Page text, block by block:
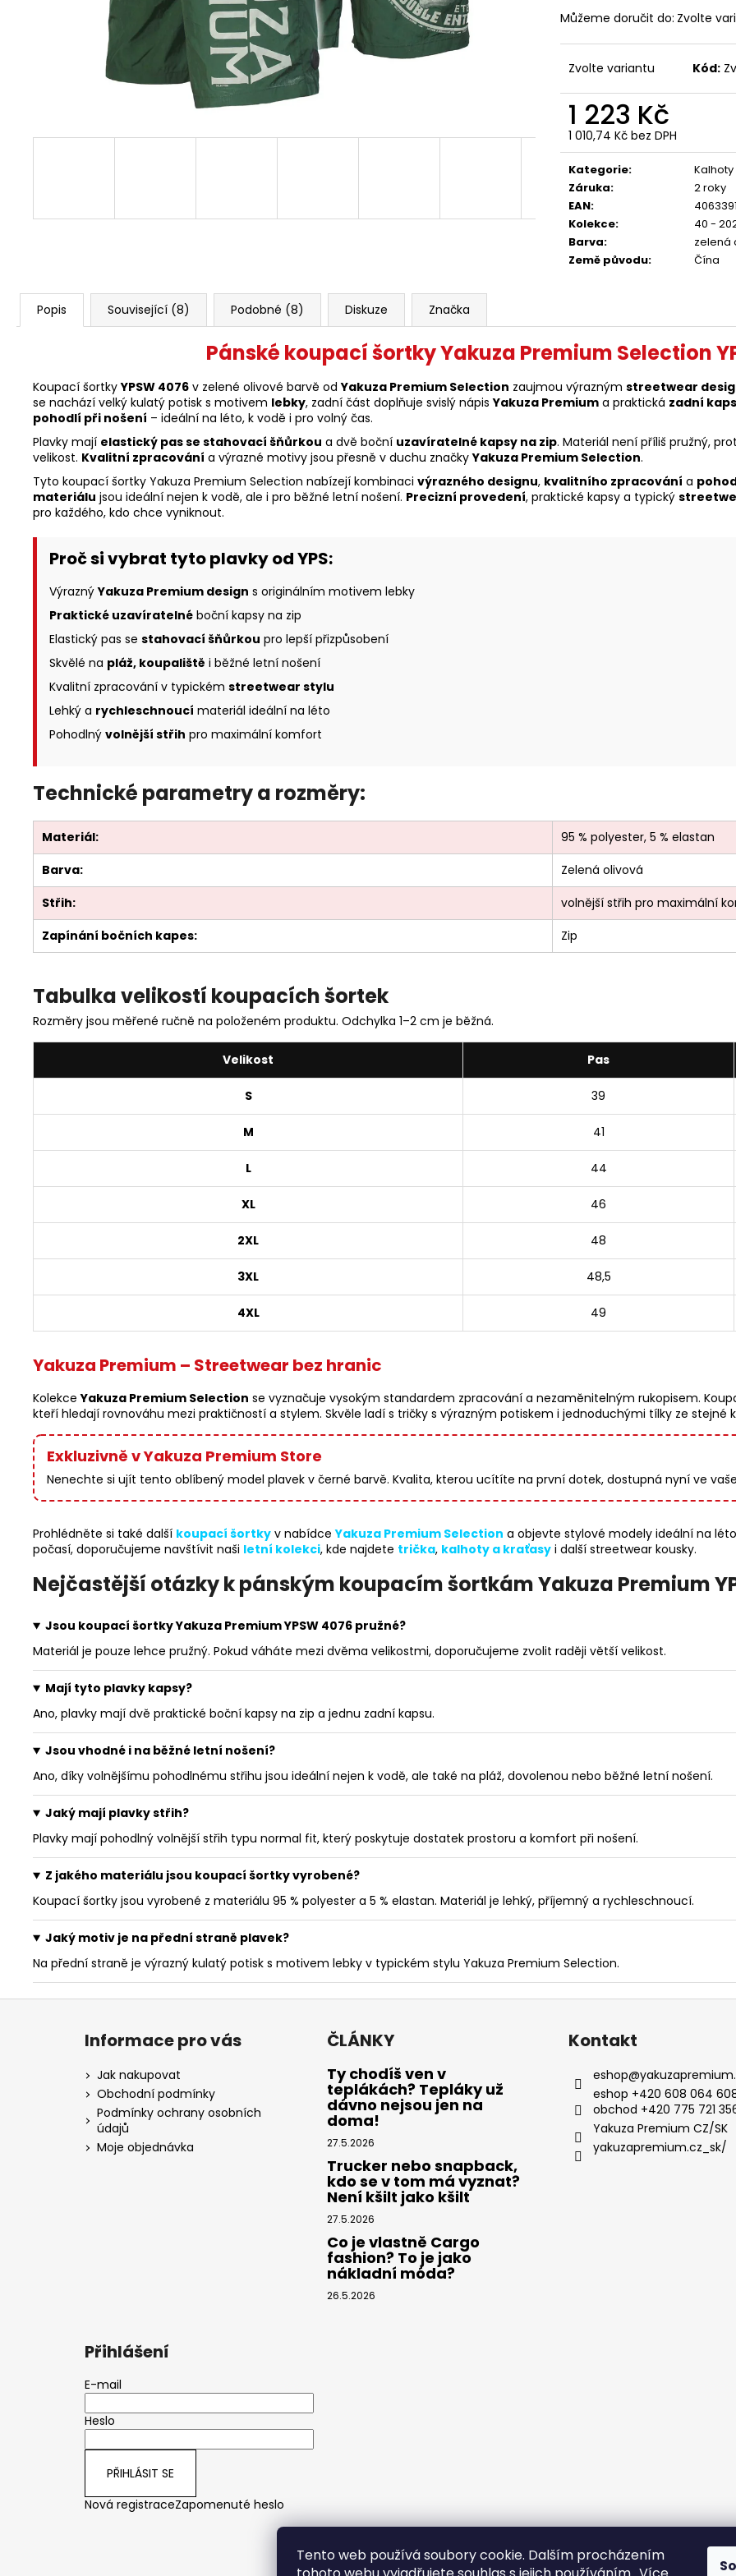
Tento web používá soubory cookie. Dalším procházením
Můžeme doručit do: Zvolte
Zvolte variantu Kód:
1 223 Kč
1 010,74 Kč bez DPH
Měrná
cena:
Kategorie:
Záruka:
2 roky
EAN:
Kolekce:
40 -
Barva:
zelená
Země původu: Čína
Popis Související (8) Podobné (8) Diskuze Značka
Pánské koupací šortky Yakuza Premium Selection
Koupací šortkyYPSW 4076 v zelené olivové barvě odYakuza Premium Selection zaujmou výrazným streetwear
se nachází velký kulatý potisk s motivem lebky, zadní část doplňuje svislý nápisYakuza Premium a praktická zadní
pohodlí při nošení – ideální na léto, k vodě i pro volný čas.
Plavky mají elastický pas se stahovací šňůrkou a dvě boční uzavíratelné kapsy na zip. Materiál není příliš pružný,
velikost. Kvalitní zpracování a výrazné motivy jsou přesně v duchu značkyYakuza Premium Selection.
Tyto koupací šortky Yakuza Premium Selection nabízejí kombinaci výrazného designu, kvalitního zpracování a
materiálu jsou ideální nejen k vodě, ale i pro běžné letní nošení. Precizní provedení, praktické kapsy a typický
pro každého, kdo chce vyniknout.
Proč si vybrat tyto plavky od YPS:
VýraznýYakuza Premium design s originálním motivem lebky
Praktické uzavíratelné boční kapsy na zip
Elastický pas se stahovací šňůrkou pro lepší přizpůsobení
Skvělé na pláž, koupaliště i běžné letní nošení
Kvalitní zpracování v typickém streetwear stylu
Lehký a rychleschnoucí materiál ideální na léto
Pohodlný volnější střih pro maximální komfort
Technické parametry a rozměry:
Materiál:
95 % polyester, 5 % elastan
Barva:
Zelená olivová
Střih:
volnější střih pro maximální
Zapínání bočních kapes:
Zip
Tabulka velikostí koupacích šortek
Rozměry jsou měřené ručně na položeném produktu. Odchylka 1–2 cm je běžná.
Velikost Pas
S 39
M 41
L 44
XL 46
2XL 48
3XL 48,5
4XL 49
Yakuza Premium – Streetwear bez hranic
KolekceYakuza Premium Selection se vyznačuje vysokým standardem zpracování a nezaměnitelným rukopisem.
kteří hledají rovnováhu mezi praktičností a stylem. Skvěle ladí s tričky s výrazným potiskem i jednoduchými tílky ze stejné
Exkluzivně v Yakuza Premium Store
Nenechte si ujít tento oblíbený model plavek v černé barvě. Kvalita, kterou ucítíte na první dotek, dostupná nyní ve
Prohlédněte si také další koupací šortky v nabídceYakuza Premium Selection a objevte stylové modely ideální na
počasí, doporučujeme navštívit naši letní kolekci, kde najdete trička, kalhoty a kraťasy i další streetwear kousky.
Nejčastější otázky k pánským koupacím šortkám Yakuza Premium
Jsou koupací šortky Yakuza Premium YPSW 4076 pružné?
Materiál je pouze lehce pružný. Pokud váháte mezi dvěma velikostmi, doporučujeme zvolit raději větší velikost.
Mají tyto plavky kapsy?
Ano, plavky mají dvě praktické boční kapsy na zip a jednu zadní kapsu.
Jsou vhodné i na běžné letní nošení?
Ano, díky volnějšímu pohodlnému střihu jsou ideální nejen k vodě, ale také na pláž, dovolenou nebo běžné letní nošení.
Jaký mají plavky střih?
Plavky mají pohodlný volnější střih typu normal fit, který poskytuje dostatek prostoru a komfort při nošení.
Z jakého materiálu jsou koupací šortky vyrobené?
Koupací šortky jsou vyrobené z materiálu 95 % polyester a 5 % elastan. Materiál je lehký, příjemný a rychleschnoucí.
Jaký motiv je na přední straně plavek?
Na přední straně je výrazný kulatý potisk s motivem lebky v typickém stylu Yakuza Premium Selection.
2 449 Kč
CAMO
749 Kč
848 Kč
Informace pro vás
Jak nakupovat
Obchodní podmínky
Podmínky ochrany osobních
údajů
Moje objednávka
ČLÁNKY
Ty chodíš ven v
teplákách? Tepláky už
dávno nejsou jen na
doma!
27.5.2026
Trucker nebo snapback,
kdo se v tom má vyznat?
Není kšilt jako kšilt
27.5.2026
Co je vlastně Cargo
fashion? To je jako
nákladní móda?
26.5.2026
Kontakt
eshop@
eshop +420 608 064
obchod +420 775 721
Yakuza Premium CZ/SK
yakuzapremium.cz_sk/
Přihlášení
E-mail
Heslo
PŘIHLÁSIT SE
Nová registraceZapomenuté heslo